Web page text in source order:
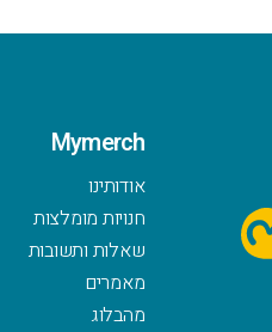
Mymerch
אודותינו
חנויות מומלצות
שאלות ותשובות
מאמרים
מהבלוג